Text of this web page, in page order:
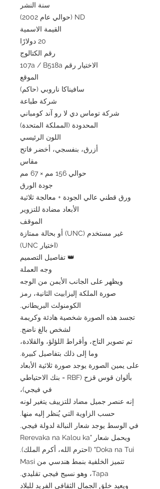
سنة النشر
ND (حوالي عام 2002)
القيمة الاسمية
20 دولارًا
رقم الكتالوج
الاختيار رقم 107a / B518a
الموقع
سافيناكا ناروبي (حاكم)
شركة طباعة
شركة توماس دي لا رو آند كومباني
المحدودة (المملكة المتحدة)
اللون الرئيسي
أزرق، بنفسجي، أخضر فاتح
مقاس
حوالي 156 مم × 67 مم
جودة الورق
ورق قطني عالي الجودة + معالجة ثلاثية
الأبعاد مضادة للتزوير
الموقف
غير مستخدم (UNC) أو بحالة ممتازة
(اختيار UNC)
👑 تفاصيل التصميم
وجه العملة
ويظهر على الجانب الأيمن من الوجه
صورة الملكة إليزابيث الثانية، رمز
الكومنولث البريطاني.
تجسد هذه الصورة شخصية هادئة وكريمة
لشخص بالغ ناضج.
تم تصوير التاج، وأقراط اللؤلؤ، والقلادة،
وما إلى ذلك بتفاصيل كبيرة.
على يمين الصورة يوجد صورة ثلاثية الأبعاد
بألوان قوس قزح (RBF = بنك الاحتياطي
في فيجي)،
إنه عنصر جميل مضاد للتزييف يتغير لونه
حسب الزاوية التي يُنظر إليه منها.
في الوسط يوجد شعار النبالة لدولة فيجي.
ويحمل شعار "Rerevaka na Kalou ka
Doka na Tui" (احترم الله، أكرم الملك).
تتميز الخلفية بنمط هندسي من Masi
Tapa، وهو نسيج فيجي تقليدي.
ويعيد خلق الجمال الثقافي الفريد للبلاد